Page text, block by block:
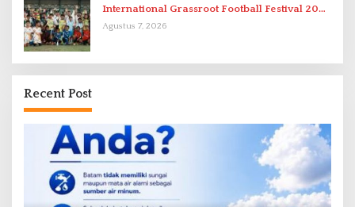
International Grassroot Football Festival 2026
di Stadion Temenggung Abdul Jamal
Agustus 7, 2026
Recent Post